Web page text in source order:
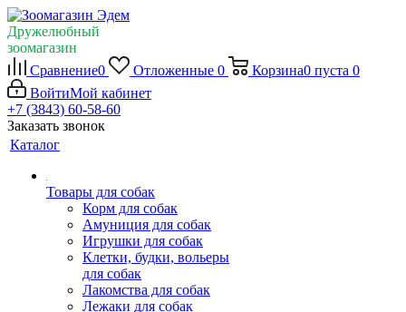
Дружелюбный
зоомагазин
Сравнение0 Отложенные 0 Корзина0 пуста 0
ВойтиМой кабинет
+7 (3843) 60-58-60
Заказать звонок
Каталог
Товары для собак
Корм для собак
Амуниция для собак
Игрушки для собак
Клетки, будки, вольеры
для собак
Лакомства для собак
Лежаки для собак